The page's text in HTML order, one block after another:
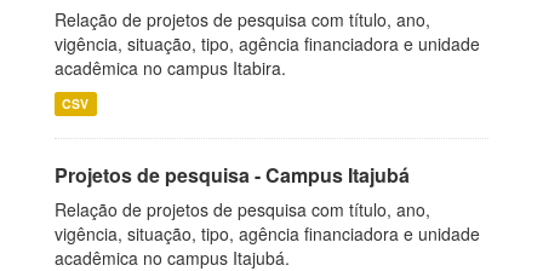
Relação de projetos de pesquisa com título, ano,
vigência, situação, tipo, agência financiadora e unidade
acadêmica no campus Itabira.
CSV
Projetos de pesquisa - Campus Itajubá
Relação de projetos de pesquisa com título, ano,
vigência, situação, tipo, agência financiadora e unidade
acadêmica no campus Itajubá.